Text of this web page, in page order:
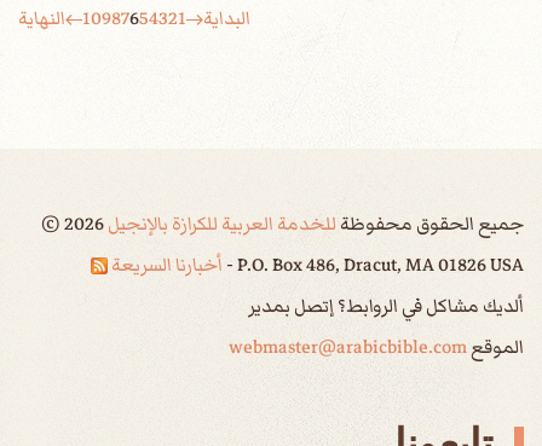
البداية
1
2
3
4
5
6
7
8
9
10 النهاية
جميع الحقوق محفوظةللخدمة العربية للكرازة بالإنجيل ©2026
P.O. Box 486, Dracut, MA 01826 USA - أخبارنا السريعة
ألديك مشاكل في الروابط؟ إتصل بمدير
الموقعwebmaster@arabicbible.com